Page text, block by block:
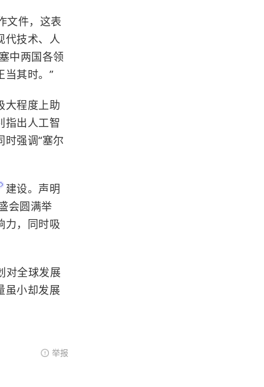
件，这表
代技术、人
中两国各领
当其时。”
程度上助
指出人工智
强调“塞尔
建设。声明
会圆满举
力，同时吸
全球发展
虽小却发展
举报